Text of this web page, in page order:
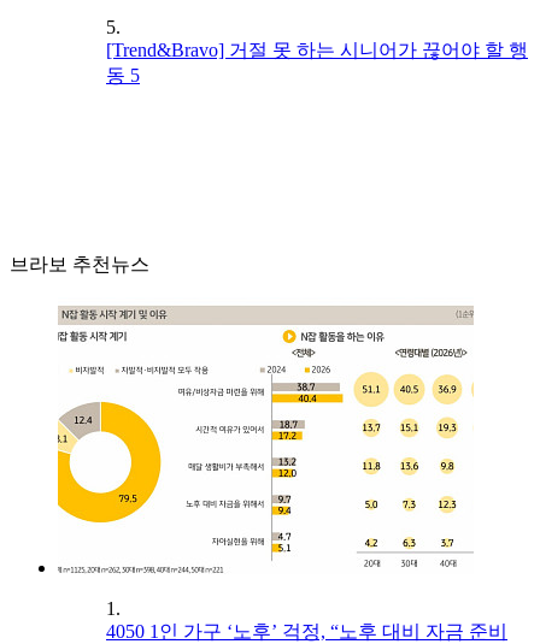
5.
[Trend&Bravo] 거절 못 하는 시니어가 끊어야 할 행
동 5
브라보 추천뉴스
1.
4050 1인 가구 ‘노후’ 걱정, “노후 대비 자금 준비